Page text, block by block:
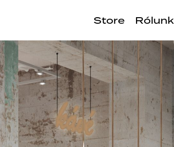
Store Rólunk